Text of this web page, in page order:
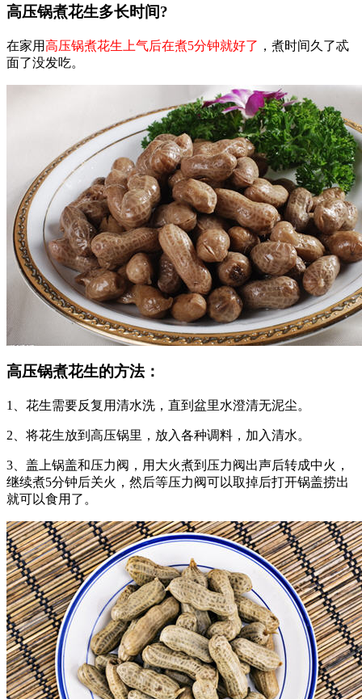
高压锅煮花生多长时间?
在家用高压锅煮花生上气后在煮5分钟就好了 ，煮时间久了忒
面了没发吃。
高压锅煮花生的方法：
1、花生需要反复用清水洗，直到盆里水澄清无泥尘。
2、将花生放到高压锅里，放入各种调料，加入清水。
3、盖上锅盖和压力阀，用大火煮到压力阀出声后转成中火，
继续煮5分钟后关火，然后等压力阀可以取掉后打开锅盖捞出
就可以食用了。